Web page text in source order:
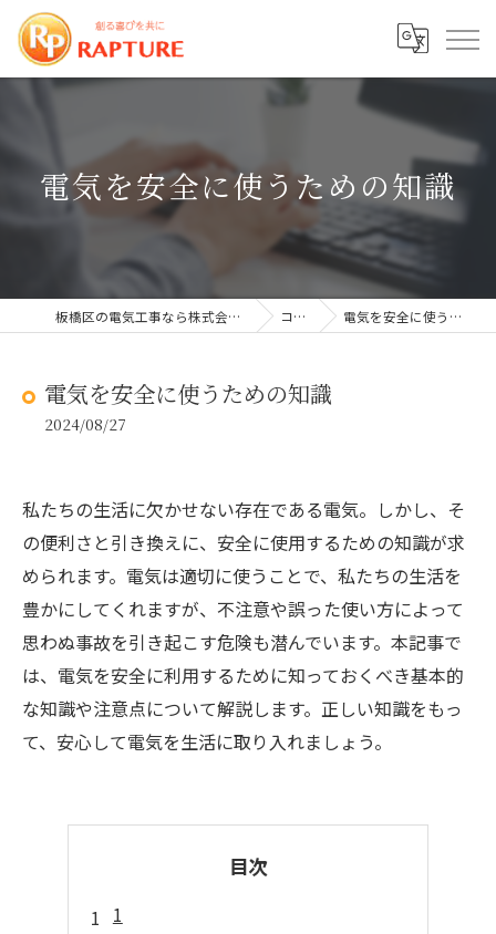
電気を安全に使うための知識
板橋区の電気工事なら株式会社ラプチャー コラム 電気を安全に使うための知識
電気を安全に使うための知識
2024/08/27
私たちの生活に欠かせない存在である電気。しかし、そ
の便利さと引き換えに、安全に使用するための知識が求
められます。電気は適切に使うことで、私たちの生活を
豊かにしてくれますが、不注意や誤った使い方によって
思わぬ事故を引き起こす危険も潜んでいます。本記事で
は、電気を安全に利用するために知っておくべき基本的
な知識や注意点について解説します。正しい知識をもっ
て、安心して電気を生活に取り入れましょう。
目次
1